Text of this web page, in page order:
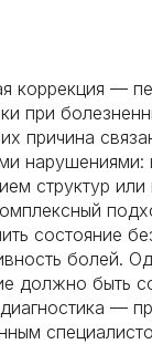
коррекция —
при
причина
нарушениями:
структур или
состояние
болей.
должно быть
—